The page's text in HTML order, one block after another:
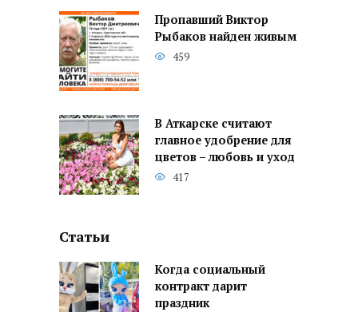
Пропавший Виктор
Рыбаков найден живым
459
В Аткарске считают
главное удобрение для
цветов – любовь и уход
417
Статьи
Когда социальный
контракт дарит
праздник